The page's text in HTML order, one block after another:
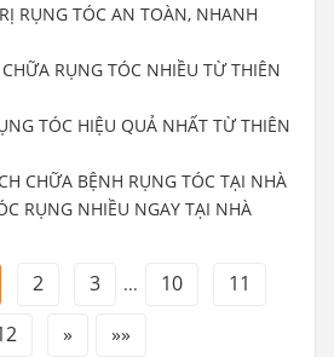
RỤNG TÓC AN TOÀN, NHANH
RỤNG TÓC NHIỀU TỪ THIÊN
TÓC HIỆU QUẢ NHẤT TỪ THIÊN
CHỮA BỆNH RỤNG TÓC TẠI NHÀ
RỤNG NHIỀU NGAY TẠI NHÀ
2 3 ... 10
11
» »»